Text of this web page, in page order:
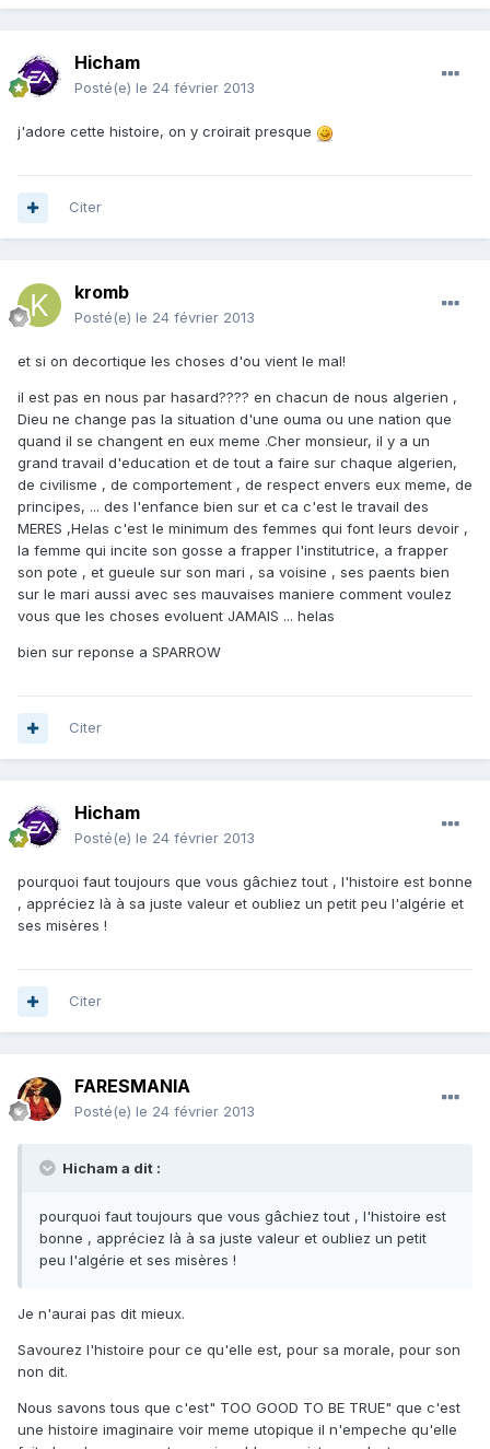
Hicham
Posté(e) le 24 février 2013
j'adore cette histoire, on y croirait presque
Citer
kromb
Posté(e) le 24 février 2013
et si on decortique les choses d'ou vient le mal!
il est pas en nous par hasard???? en chacun de nous algerien ,
Dieu ne change pas la situation d'une ouma ou une nation que
quand il se changent en eux meme .Cher monsieur, il y a un
grand travail d'education et de tout a faire sur chaque algerien,
de civilisme , de comportement , de respect envers eux meme, de
principes, ... des l'enfance bien sur et ca c'est le travail des
MERES ,Helas c'est le minimum des femmes qui font leurs devoir ,
la femme qui incite son gosse a frapper l'institutrice, a frapper
son pote , et gueule sur son mari , sa voisine , ses paents bien
sur le mari aussi avec ses mauvaises maniere comment voulez
vous que les choses evoluent JAMAIS ... helas
bien sur reponse a SPARROW
Citer
Hicham
Posté(e) le 24 février 2013
pourquoi faut toujours que vous gâchiez tout , l'histoire est bonne
, appréciez là à sa juste valeur et oubliez un petit peu l'algérie et
ses misères !
Citer
FARESMANIA
Posté(e) le 24 février 2013
Hicham a dit :
pourquoi faut toujours que vous gâchiez tout , l'histoire est
bonne , appréciez là à sa juste valeur et oubliez un petit
peu l'algérie et ses misères !
Je n'aurai pas dit mieux.
Savourez l'histoire pour ce qu'elle est, pour sa morale, pour son
non dit.
Nous savons tous que c'est" TOO GOOD TO BE TRUE" que c'est
une histoire imaginaire voir meme utopique il n'empeche qu'elle